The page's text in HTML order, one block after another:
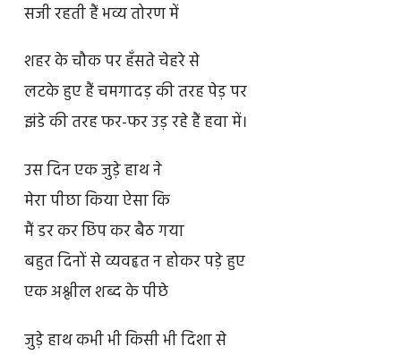
सजी रहती हैं भव्य तोरण में
शहर के चौक पर हँसते चेहरे से
लटके हुए हैं चमगादड़ की तरह पेड़ पर
झंडे की तरह फर-फर उड़ रहे हैं हवा में।
उस दिन एक जुड़े हाथ ने
मेरा पीछा किया ऐसा कि
मैं डर कर छिप कर बैठ गया
बहुत दिनों से व्यवहृत न होकर पड़े हुए
एक अश्लील शब्द के पीछे
जुड़े हाथ कभी भी किसी भी दिशा से